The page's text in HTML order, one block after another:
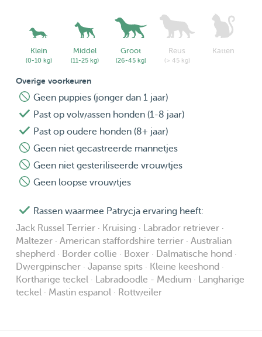
Klein
(0-10 kg)
Middel
(11-25 kg)
Groot
(26-45 kg)
Reus
(> 45 kg)
Katten
Overige voorkeuren
Geen puppies (jonger dan 1 jaar)
Past op volwassen honden (1-8 jaar)
Past op oudere honden (8+ jaar)
Geen niet gecastreerde mannetjes
Geen niet gesteriliseerde vrouwtjes
Geen loopse vrouwtjes
Rassen waarmee Patrycja ervaring heeft:
Jack Russel Terrier · Kruising · Labrador retriever ·
Maltezer · American staffordshire terrier · Australian
shepherd · Border collie · Boxer · Dalmatische hond ·
Dwergpinscher · Japanse spits · Kleine keeshond ·
Kortharige teckel · Labradoodle - Medium · Langharige
teckel · Mastin espanol · Rottweiler